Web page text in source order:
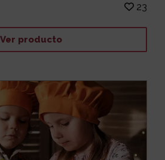
23
Ver producto